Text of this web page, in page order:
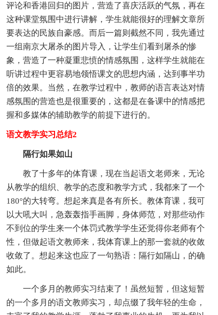
评论和香港回归的图片，营造了喜庆活跃的气氛，再在
这种课堂氛围中进行讲解，学生就能很好的理解文章所
要表达的民族自豪感。而后一篇则截然不同，我先通过
一组南京大屠杀的图片导入，让学生们看到屠杀的惨
象，营造了一种凝重悲愤的情感氛围，这样学生就能在
听讲过程中更容易地领悟课文的思想内涵，达到事半功
倍的效果。当然，在教学过程中，教师的语言表达对情
感氛围的营造也是很重要的，这都是在备课中的情感把
握和多媒体的辅助教学的前提下进行的。
语文教学实习总结2
隔行如果如山
教了十多年的体育课，现在当起语文老师来，无论
从教学的组织、教学的态度和教学方式，我都来了一个
180°的大转弯。想起来真是各有所长。教体育课，我可
以大吼大叫，急轰轰指手画脚，身体师范，对那些动作
不到位的学生来一个体罚式教学学生还觉得你老师有个
性，但做起语文教师来，我体育课上的那一套就的收敛
收敛了。想起来这也应了一句熟语：隔行如隔山，的确
如此。
一个多月的教师实习结束了！虽然短暂，但这短暂
的一个多月的语文教师实习，却点缀了我年轻的生命，